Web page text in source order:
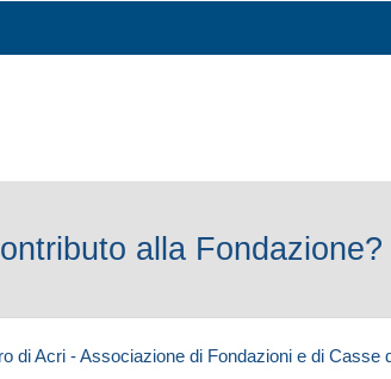
alla Fondazione?
di Acri - Associazione di Fondazioni e di